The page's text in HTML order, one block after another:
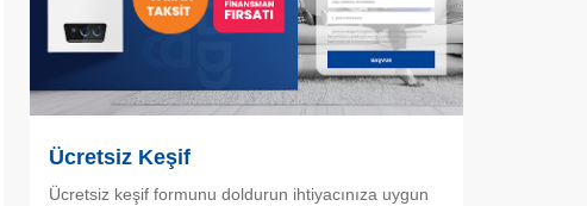
Ücretsiz Keşif
Ücretsiz keşif formunu doldurun ihtiyacınıza uygun